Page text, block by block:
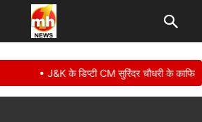
• J&K के डिप्टी CM सुरिंदर चौधरी के काफिले